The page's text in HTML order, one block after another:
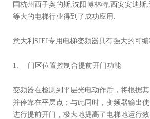
国杭州西子奥的斯,沈阳博林特,西安安迪斯
等大的电梯行业得到了成功应用.
意大利SIEI专用电梯变频器具有强大的可
1、 门区位置控制合提前开门功能
变频器在检测到平层光电动作后，将根据
并停靠在平层点；与此同时，变频器输出
进行提前开门，极大地提高了电梯地运行效